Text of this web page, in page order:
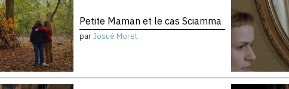
Petite Maman et le cas Sciamma
parJosué Morel